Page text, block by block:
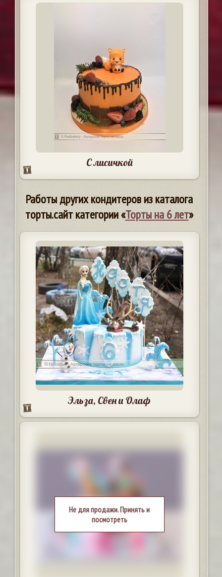
С лисичкой
Работы других кондитеров из каталога
торты.сайт категории «Торты на 6 лет»
Эльза, Свен и Олаф
Не для продажи. Принять и
посмотреть